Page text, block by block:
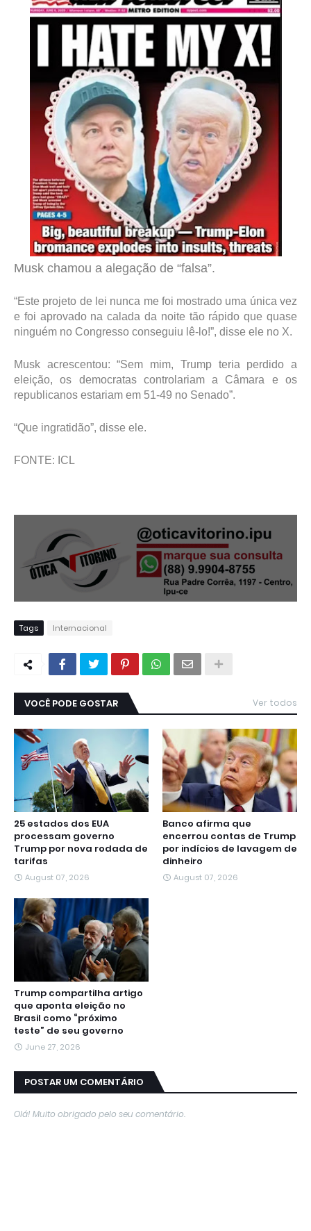
Musk chamou a alegação de “falsa”.
“Este projeto de lei nunca me foi mostrado uma única vez
e foi aprovado na calada da noite tão rápido que quase
ninguém no Congresso conseguiu lê-lo!”, disse ele no X.
Musk acrescentou: “Sem mim, Trump teria perdido a
eleição, os democratas controlariam a Câmara e os
republicanos estariam em 51-49 no Senado”.
“Que ingratidão”, disse ele.
FONTE: ICL
Tags Internacional
VOCÊ PODE GOSTAR Ver todos
25 estados dos EUA
processam governo
Trump por nova rodada de
tarifas
August 07, 2026
Banco afirma que
encerrou contas de Trump
por indícios de lavagem de
dinheiro
August 07, 2026
Trump compartilha artigo
que aponta eleição no
Brasil como “próximo
teste” de seu governo
June 27, 2026
POSTAR UM COMENTÁRIO
Olá! Muito obrigado pelo seu comentário.